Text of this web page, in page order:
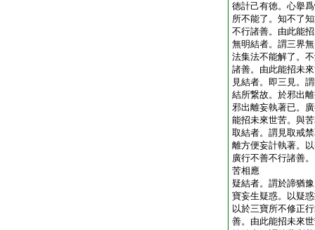
徳計己有徳。心擧
所不能了。知不了
不行諸善。由此能
無明結者。謂三界
法集法不能解了。
諸善。由此能招未
見結者。即三見。
結所繋故。於邪出
邪出離妄執著已。
能招未來世苦。與
取結者。謂見取戒
離方便妄計執著。
廣行不善不行諸善
苦相應
疑結者。謂於諦猶
寶妄生疑惑。以疑
以於三寶所不修正
善。由此能招未來